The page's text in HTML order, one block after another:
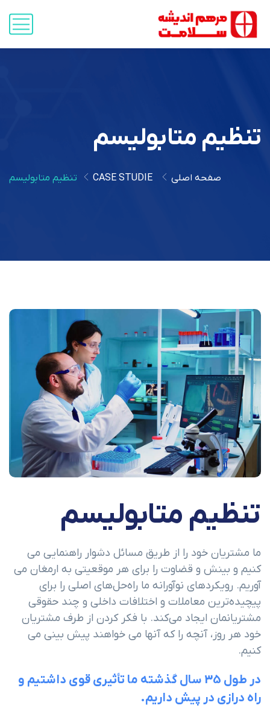
تنظیم متابولیسم
صفحه اصلی CASE STUDIE تنظیم متابولیسم
تنظیم متابولیسم
ما مشتریان خود را از طریق مسائل دشوار راهنمایی می
کنیم و بینش و قضاوت را برای هر موقعیتی به ارمغان می
آوریم. رویکردهای نوآورانه ما راه‌حل‌های اصلی را برای
پیچیده‌ترین معاملات و اختلافات داخلی و چند حقوقی
مشتریانمان ایجاد می‌کند. با فکر کردن از طرف مشتریان
خود هر روز، آنچه را که آنها می خواهند پیش بینی می
کنیم.
در طول 35 سال گذشته ما تأثیری قوی داشتیم و
راه درازی در پیش داریم.